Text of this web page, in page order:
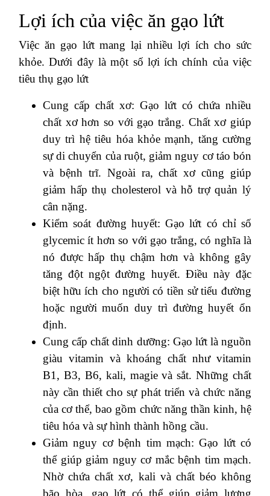
Lợi ích của việc ăn gạo lứt
Việc ăn gạo lứt mang lại nhiều lợi ích cho sức
khỏe. Dưới đây là một số lợi ích chính của việc
tiêu thụ gạo lứt
Cung cấp chất xơ: Gạo lứt có chứa nhiều
chất xơ hơn so với gạo trắng. Chất xơ giúp
duy trì hệ tiêu hóa khỏe mạnh, tăng cường
sự di chuyển của ruột, giảm nguy cơ táo bón
và bệnh trĩ. Ngoài ra, chất xơ cũng giúp
giảm hấp thụ cholesterol và hỗ trợ quản lý
cân nặng.
Kiểm soát đường huyết: Gạo lứt có chỉ số
glycemic ít hơn so với gạo trắng, có nghĩa là
nó được hấp thụ chậm hơn và không gây
tăng đột ngột đường huyết. Điều này đặc
biệt hữu ích cho người có tiền sử tiểu đường
hoặc người muốn duy trì đường huyết ổn
định.
Cung cấp chất dinh dưỡng: Gạo lứt là nguồn
giàu vitamin và khoáng chất như vitamin
B1, B3, B6, kali, magie và sắt. Những chất
này cần thiết cho sự phát triển và chức năng
của cơ thể, bao gồm chức năng thần kinh, hệ
tiêu hóa và sự hình thành hồng cầu.
Giảm nguy cơ bệnh tim mạch: Gạo lứt có
thể giúp giảm nguy cơ mắc bệnh tim mạch.
Nhờ chứa chất xơ, kali và chất béo không
bão hòa, gạo lứt có thể giúp giảm lượng